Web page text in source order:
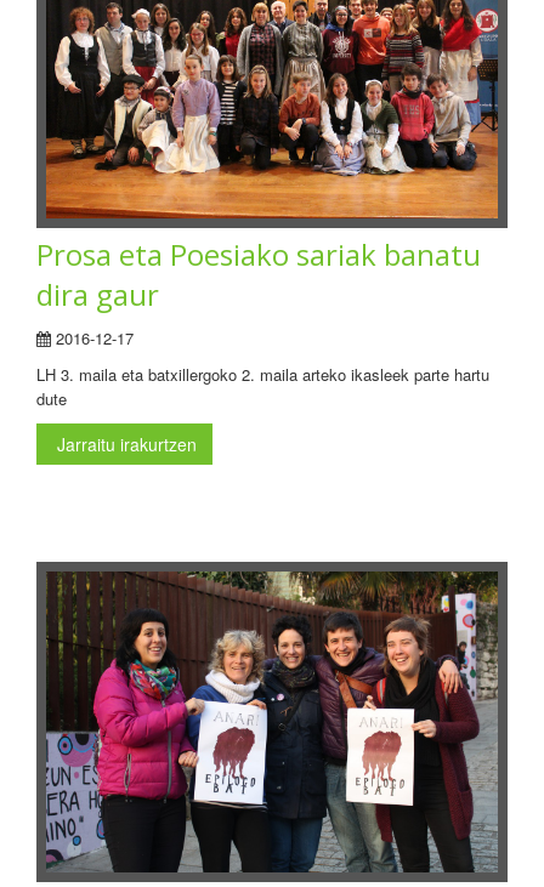
Prosa eta Poesiako sariak banatu
dira gaur
2016-12-17
LH 3. maila eta batxillergoko 2. maila arteko ikasleek parte hartu
dute
Jarraitu irakurtzen